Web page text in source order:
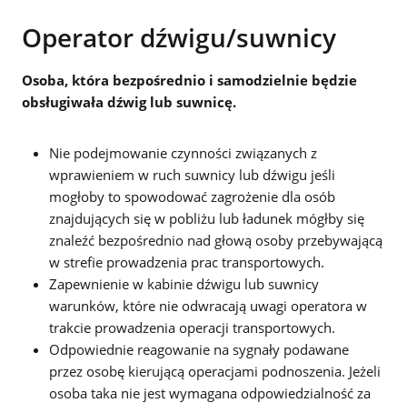
Operator dźwigu/suwnicy
Osoba, która bezpośrednio i samodzielnie będzie
obsługiwała dźwig lub suwnicę.
Nie podejmowanie czynności związanych z
wprawieniem w ruch suwnicy lub dźwigu jeśli
mogłoby to spowodować zagrożenie dla osób
znajdujących się w pobliżu lub ładunek mógłby się
znaleźć bezpośrednio nad głową osoby przebywającą
w strefie prowadzenia prac transportowych.
Zapewnienie w kabinie dźwigu lub suwnicy
warunków, które nie odwracają uwagi operatora w
trakcie prowadzenia operacji transportowych.
Odpowiednie reagowanie na sygnały podawane
przez osobę kierującą operacjami podnoszenia. Jeżeli
osoba taka nie jest wymagana odpowiedzialność za